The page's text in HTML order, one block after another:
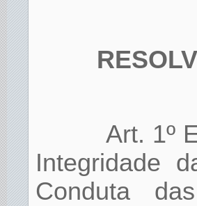
Art. 1º
Integridade
Conduta